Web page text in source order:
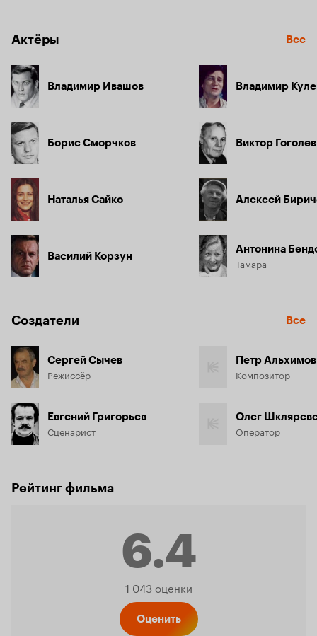
Актёры Все
Владимир Ивашов
Борис Сморчков
Наталья Сайко
Василий Корзун
Владимир
Виктор Гоголев
Алексей
Антонина
Тамара
Создатели Все
Сергей Сычев
Режиссёр
Евгений Григорьев
Сценарист
Петр
Композитор
Олег
Оператор
Рейтинг фильма
6.4
Рейтинг
1 043 оценки
Оценить